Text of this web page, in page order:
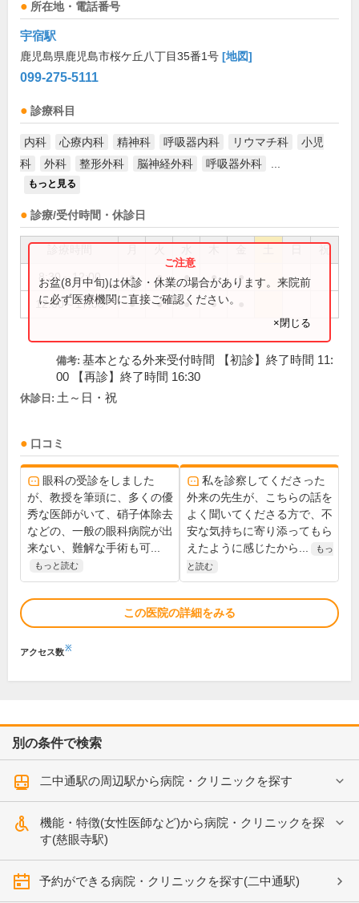
所在地・電話番号
宇宿駅
鹿児島県鹿児島市桜ケ丘八丁目35番1号 [地図]
099-275-5111
診療科目
内科 心療内科 精神科 呼吸器内科 リウマチ科
小児
科
外科 整形外科 脳神経外科 呼吸器外科
もっと見る
診療/受付時間・休診日
祝
8:30～12:00 ● ● ● ● ●
12:00～17:00 ● ● ● ●
お盆(8月中旬)は休診・休業の場合があります。来院前
に必ず医療機関に直接ご確認ください。
×閉じる
備考: 基本となる外来受付時間 【初診】終了時間 11:
00 【再診】終了時間 16:30
休診日: 土～日・祝
口コミ
眼科の受診をしました
が、教授を筆頭に、多くの優
秀な医師がいて、硝子体除去
などの、一般の眼科病院が出
来ない、難解な手術も可...
もっと読む
私を診察してくださった
外来の先生が、こちらの話を
よく聞いてくださる方で、不
安な気持ちに寄り添ってもら
えたように感じたから...
もっ
と読む
この医院の詳細をみる
アクセス数※
別の条件で検索
二中通駅の周辺駅から病院・クリニックを探す
機能・特徴(女性医師など)から病院・クリニックを探
す(慈眼寺駅)
予約ができる病院・クリニックを探す(二中通駅)